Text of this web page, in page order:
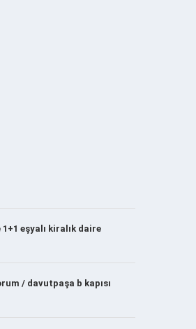
eşyalı kiralık daire
/ davutpaşa b kapısı